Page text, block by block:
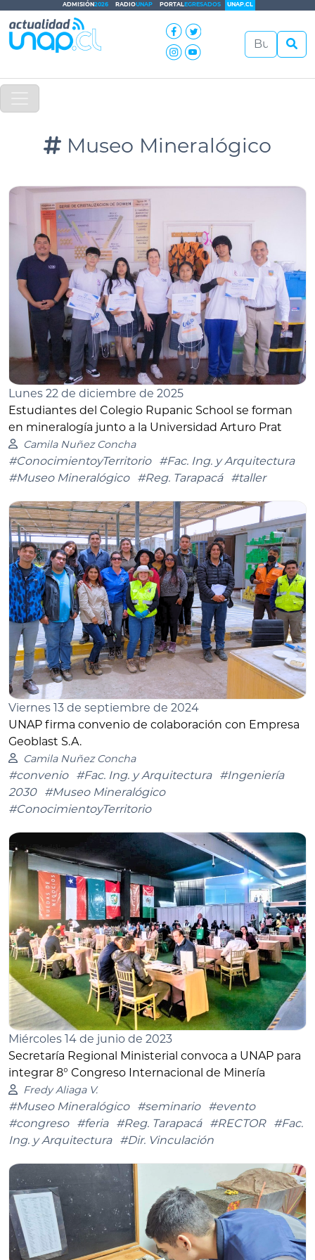
ADMISIÓN2026 RADIOUNAP PORTALEGRESADOS UNAP.CL
Museo Mineralógico
Lunes 22 de diciembre de 2025
Estudiantes del Colegio Rupanic School se forman
en mineralogía junto a la Universidad Arturo Prat
Camila Nuñez Concha
#ConocimientoyTerritorio
#Fac. Ing. y Arquitectura
#Museo Mineralógico
#Reg. Tarapacá #taller
Viernes 13 de septiembre de 2024
UNAP firma convenio de colaboración con Empresa
Geoblast S.A.
Camila Nuñez Concha
#convenio #Fac. Ing. y Arquitectura
#Ingeniería
2030
#Museo Mineralógico
#ConocimientoyTerritorio
Miércoles 14 de junio de 2023
Secretaría Regional Ministerial convoca a UNAP para
integrar 8° Congreso Internacional de Minería
Fredy Aliaga V.
#Museo Mineralógico #seminario
#evento
#congreso
#feria #Reg. Tarapacá #RECTOR
#Fac.
Ing. y Arquitectura
#Dir. Vinculación